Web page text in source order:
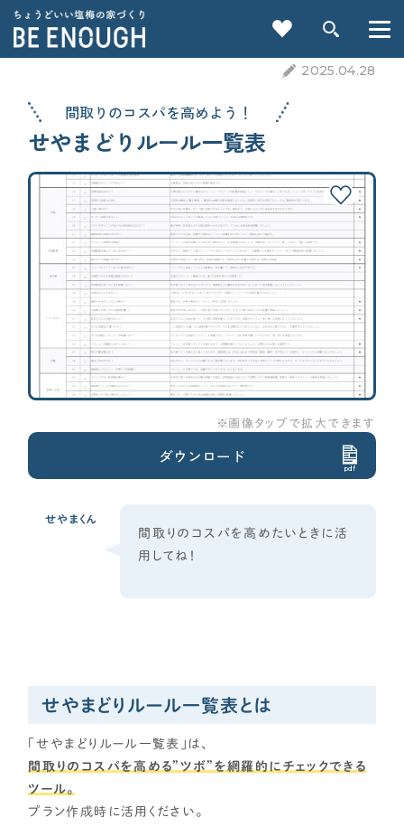
重要記事一覧を見る
CATEGORY
カテゴリから探す
家づくりの前に
検索
C値
太陽光パネル 一階完結型 アルミ樹脂複合サッシ
2025.04.28
間取りのコスパを高めよう！
せやまどりルール一覧表
画像タップで拡大できます
ダウンロード
pdf
間取りのコスパを高めたいときに活
用してね！
せやまくん
せやまどりルール一覧表とは
「せやまどりルール一覧表」は、
間取りのコスパを高める”ツボ”を網羅的にチェックできる
ツール。
プラン作成時に活用ください。